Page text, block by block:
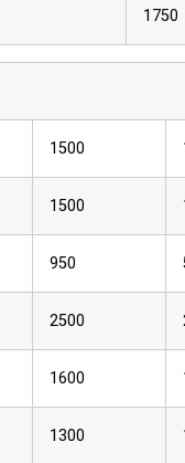
1750
1500
1500
950
2500
1600
1300